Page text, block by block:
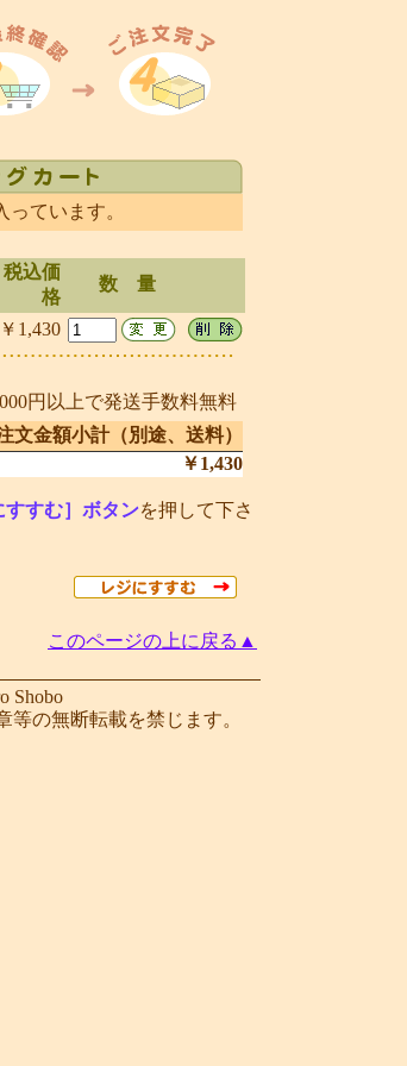
ています。
税込価
格
数 量
￥1,430
円以上で発送手数料無料
文金額小計（別途、送料）
￥1,430
すすむ］ボタンを押して下さ
このページの上に戻る▲
Shobo
の無断転載を禁じます。